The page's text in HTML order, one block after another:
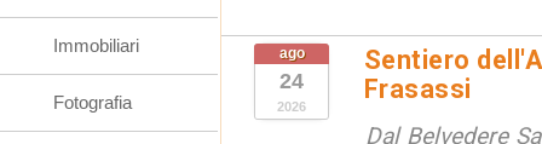
ago
24
2026
Sentiero
Frasassi
Dal Belvedere
Immobiliari
Fotografia